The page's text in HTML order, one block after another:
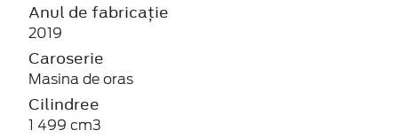
Anul de fabricație
2019
Caroserie
Masina de oras
Cilindree
1 499 cm3